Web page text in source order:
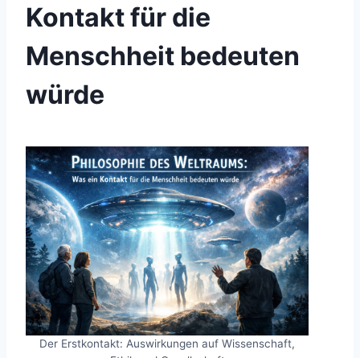
Kontakt für die
Menschheit bedeuten
würde
Der Erstkontakt: Auswirkungen auf Wissenschaft,